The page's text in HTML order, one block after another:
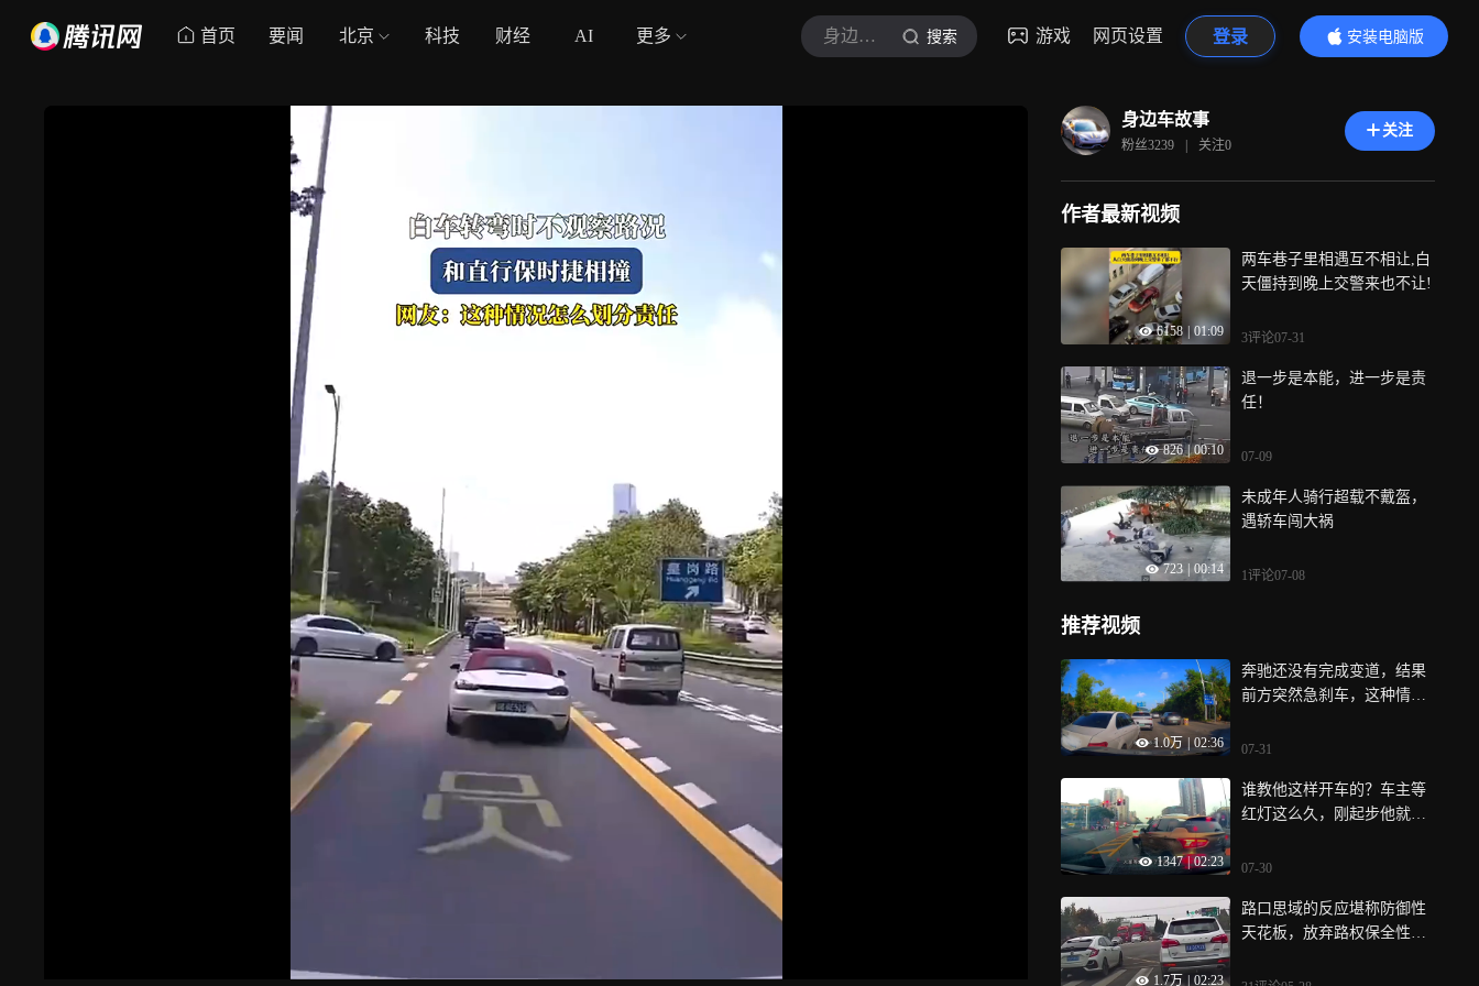
首页 要闻 北京 科技 财经 AI 更多 身边车故事 搜索 游戏 网页设置 登录
安装电脑版
内容更精彩
身边车故事
粉丝3239 | 关注0
关注
作者最新视频
6158 01:09
两车巷子里相遇互不相让,白
天僵持到晚上交警来也不让!
3评论07-31
826 00:10
退一步是本能，进一步是责
任！
07-09
723 00:14
未成年人骑行超载不戴盔，
遇轿车闯大祸
1评论07-08
推荐视频
1.0万 | 02:36
奔驰还没有完成变道，结果
前方突然急刹车，这种情况
07-31
1347 | 02:23
谁教他这样开车的？车主等
红灯这么久，刚起步他就插
07-30
1.7万 02:23
路口思域的反应堪称防御性
天花板，放弃路权保全性